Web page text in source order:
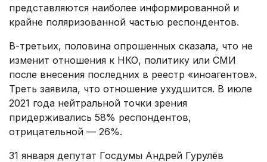
представляются наиболее информированной и
крайне поляризованной частью респондентов.
В-третьих, половина опрошенных сказала, что не
изменит отношения к НКО, политику или СМИ
после внесения последних в реестр «иноагентов».
Треть заявила, что отношение ухудшится. В июле
2021 года нейтральной точки зрения
придерживались 58% респондентов,
отрицательной — 26%.
31 января депутат Госдумы Андрей Гурулёв